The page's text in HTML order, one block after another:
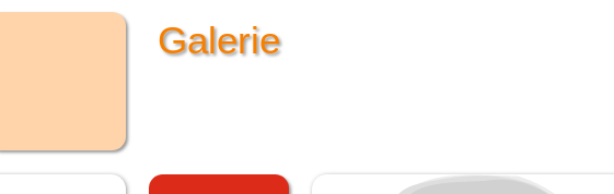
Galerie